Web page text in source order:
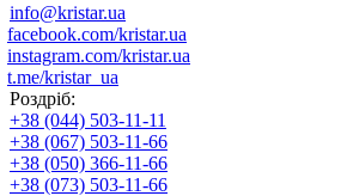
info@kristar.ua
facebook.com/kristar.ua
instagram.com/kristar.ua
t.me/kristar_ua
Роздріб:
+38 (044) 503-11-11
+38 (067) 503-11-66
+38 (050) 366-11-66
+38 (073) 503-11-66